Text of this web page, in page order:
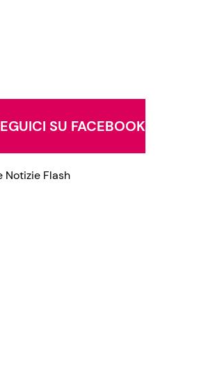
SU FACEBOOK
Notizie Flash